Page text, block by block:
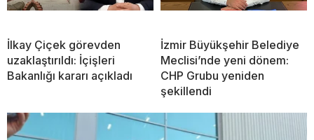
İlkay Çiçek görevden
uzaklaştırıldı: İçişleri
Bakanlığı kararı açıkladı
İzmir Büyükşehir Belediye
Meclisi’nde yeni dönem:
CHP Grubu yeniden
şekillendi